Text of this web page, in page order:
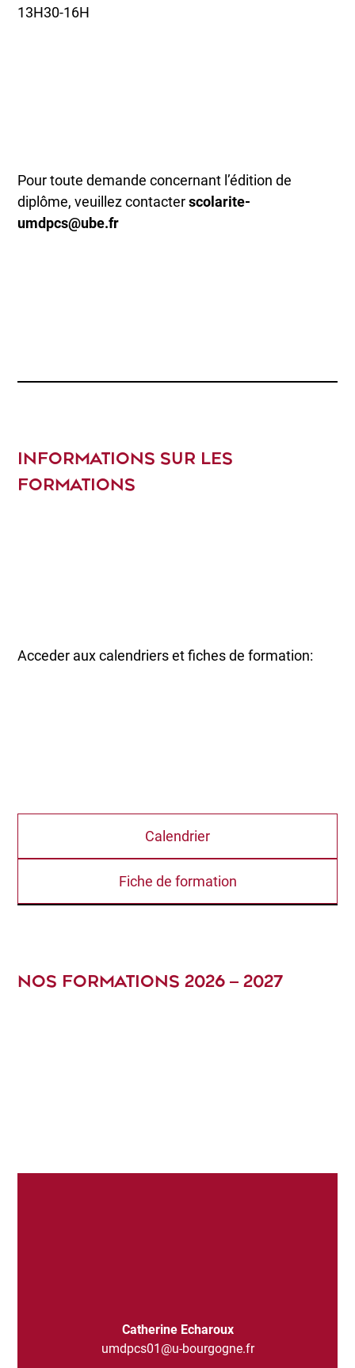
13H30-16H
Pour toute demande concernant l’édition de
diplôme, veuillez contacterscolarite-
umdpcs@ube.fr
INFORMATIONS SUR LES
FORMATIONS
Acceder aux calendriers et fiches de formation:
Calendrier
Fiche de formation
NOS FORMATIONS 2026 – 2027
Catherine Echaroux
umdpcs01@u-bourgogne.fr